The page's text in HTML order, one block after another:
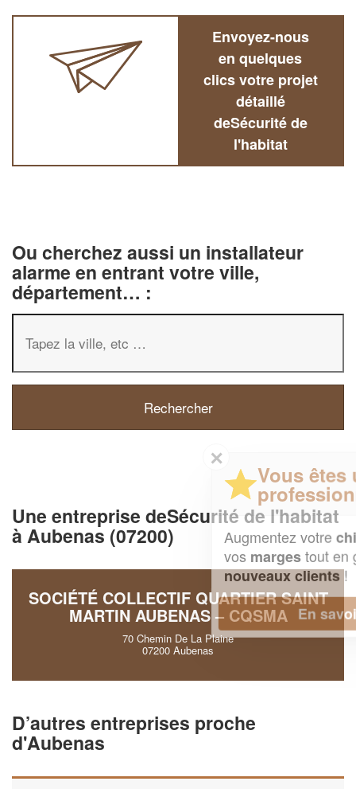
Envoyez-nous
en quelques
clics votre projet
détaillé
deSécurité de
l'habitat
Ou cherchez aussi un installateur
alarme en entrant votre ville,
département… :
Une entreprise deSécurité de l'habitat
à Aubenas (07200)
SOCIÉTÉ COLLECTIF QUARTIER SAINT
MARTIN AUBENAS – CQSMA
70 Chemin De La Plaine
07200 Aubenas
D’autres entreprises proche
d'Aubenas
Vous êtes un
professionnel ?
Augmentez votre chiffre d'affaireset
tout en gagnant de
nouveaux clients!
En savoir plus